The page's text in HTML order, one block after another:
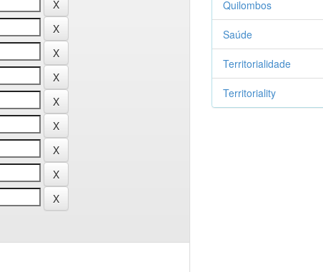
Quilombos
Saúde
Territorialidade
Territoriality